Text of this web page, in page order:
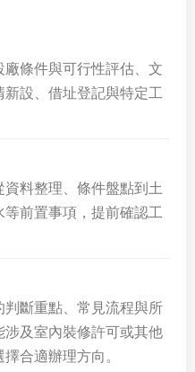
條件與可行性評估、文
設、借址登記與特定工
料整理、條件盤點到土
前置事項，提前確認工
斷重點、常見流程與所
及室內裝修許可或其他
合適辦理方向。